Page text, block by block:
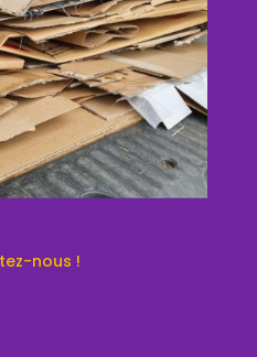
nous !